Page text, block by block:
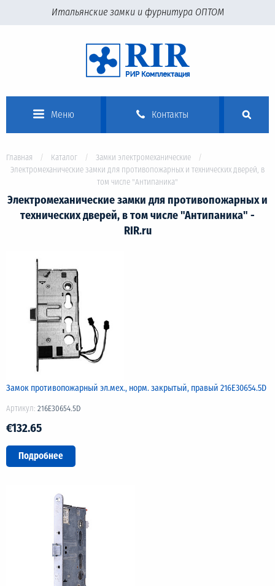
Итальянские замки и фурнитура ОПТОМ
Меню Контакты
Главная Каталог
Замки электромеханические
Электромеханические замки для противопожарных и технических дверей, в
том числе "Антипаника"
Электромеханические замки для противопожарных и
технических дверей, в том числе "Антипаника" -
RIR.ru
Замок противопожарный эл.мех., норм. закрытый, правый 216E30654.5D
Артикул: 216E30654.5D
€132.65
Подробнее